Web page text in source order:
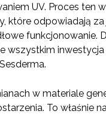
UV. Proces ten
które odpowiadają
funkcjonowanie.
wszystkim
w materiale
To właśnie